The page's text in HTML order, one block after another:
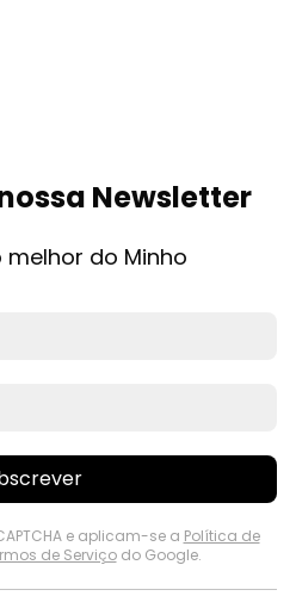
Newsletter
do Minho
e aplicam-se a Política de
de Serviçodo Google.